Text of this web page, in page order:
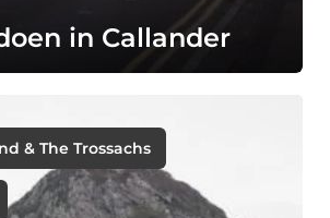
in Callander
& The Trossachs